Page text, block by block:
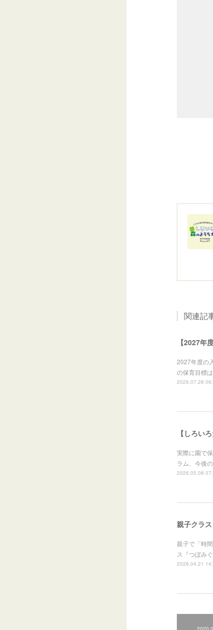
関連記
【2027年
2027年度の
の保育目標
2026.07.28
【しろい
実際に園で
ラム、今後
2026.05.08
親子クラ
親子で「時
ス『つぼみ
2026.04.21